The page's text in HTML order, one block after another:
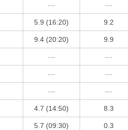
--- ---
5.9 (16:20) 9.2
9.4 (20:20) 9.9
--- ---
--- ---
--- ---
4.7 (14:50) 8.3
5.7 (09:30) 0.3